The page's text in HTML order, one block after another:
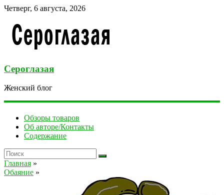
Четверг, 6 августа, 2026
Сероглазая
Женский блог
Обзоры товаров
Об авторе/Контакты
Содержание
Главная »
Обаяние »